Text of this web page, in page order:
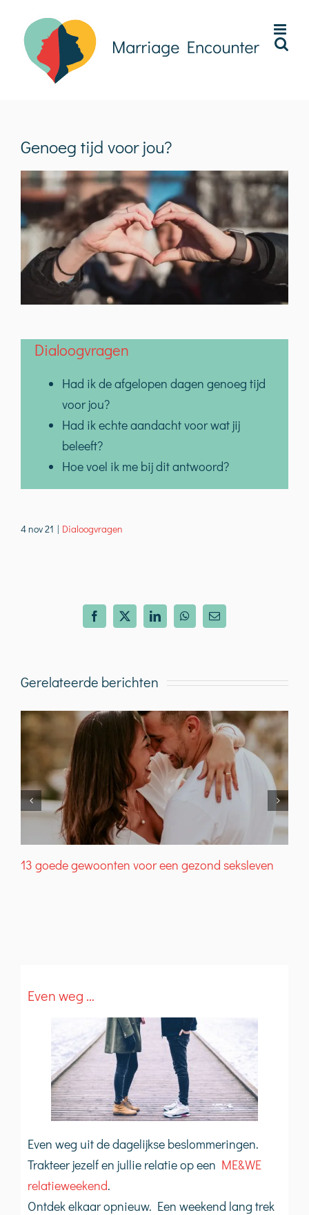
inhoud
Genoeg tijd voor jou?
Dialoogvragen
Had ik de afgelopen dagen genoeg tijd
voor jou?
Had ik echte aandacht voor wat jij
beleeft?
Hoe voel ik me bij dit antwoord?
4 nov 21 | Dialoogvragen
Facebook
X LinkedInWhatsApp
E-
mail
Gerelateerde berichten
13 goede gewoonten voor een gezond seksleven
Even weg …
Even weg uit de dagelijkse beslommeringen.
Trakteer jezelf en jullie relatie op een ME&WE
relatieweekend.
Ontdek elkaar opnieuw. Een weekend lang trek